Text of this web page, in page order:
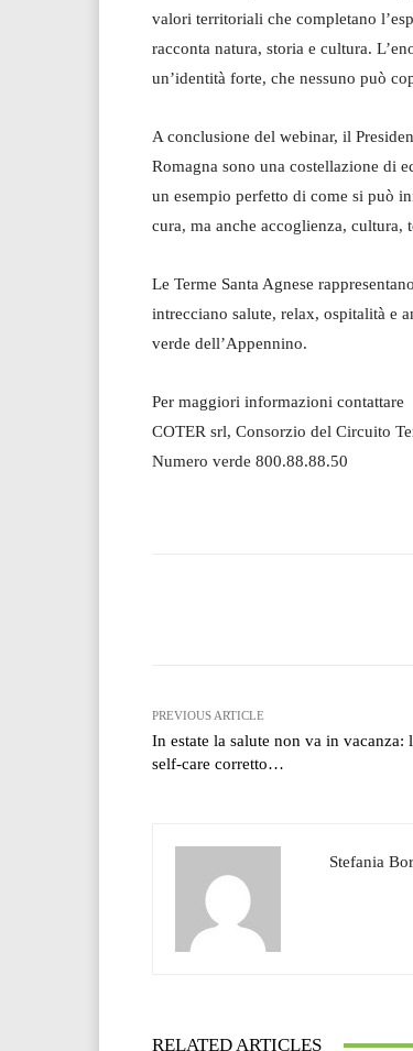
valori territoriali che completano
racconta natura, storia e cultura.
un’identità forte, che nessuno può
A conclusione del webinar, il
Romagna sono una costellazione di
un esempio perfetto di come si può
cura, ma anche accoglienza, cultura,
Le Terme Santa Agnese
intrecciano salute, relax, ospitalità e
verde dell’Appennino.
Per maggiori informazioni contattare
COTER srl, Consorzio del Circuito
Numero verde 800.88.88.50
PREVIOUS ARTICLE
In estate la salute non va in vacanza:
self-care corretto…
Stefania
RELATED ARTICLES